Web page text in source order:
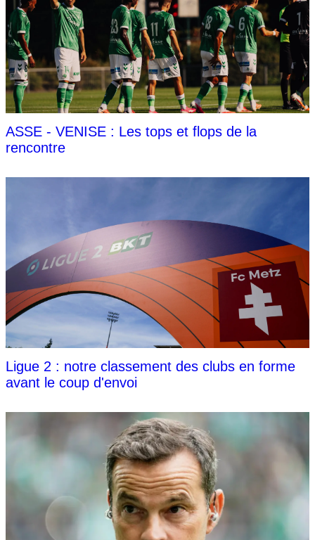
ASSE - VENISE : Les tops et flops de la
rencontre
Ligue 2 : notre classement des clubs en forme
avant le coup d'envoi